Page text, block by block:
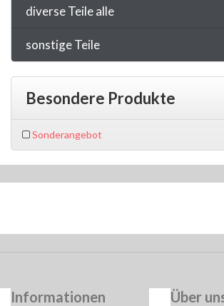
diverse Teile alle
sonstige Teile
Besondere Produkte
Sonderangebot
Informationen Über